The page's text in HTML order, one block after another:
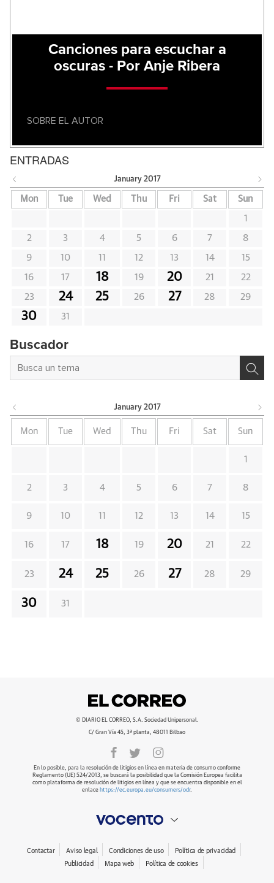
Canciones para escuchar a
oscuras - Por Anje Ribera
SOBRE EL AUTOR
ENTRADAS
January 2017
Mon Tue Wed Thu Fri Sat Sun
1
2 3 4 5 6 7 8
9 10 11 12 13 14 15
16 17 18 19 20 21 22
23 24 25 26 27 28 29
30 31
Buscador
January 2017
Mon Tue Wed Thu Fri Sat Sun
1
2 3 4 5 6 7 8
9 10 11 12 13 14 15
16 17 18 19 20 21 22
23 24 25 26 27 28 29
30 31
© DIARIO EL CORREO, S.A. Sociedad Unipersonal.
C/ Gran Vía 45, 3ª planta, 48011 Bilbao
En lo posible, para la resolución de litigios en línea en materia de consumo conforme
Reglamento (UE) 524/2013, se buscará la posibilidad que la Comisión Europea facilita
como plataforma de resolución de litigios en línea y que se encuentra disponible en el
enlace https://ec.europa.eu/consumers/odr.
Contactar Aviso legal Condiciones de uso
Política de privacidad
Publicidad
Mapa web Política de cookies